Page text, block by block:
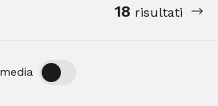
18 risultati
OFF